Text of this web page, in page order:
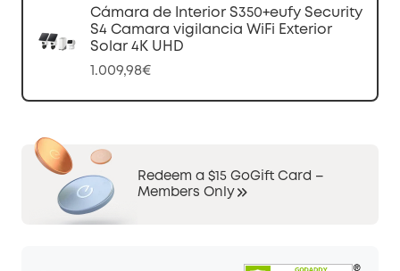
Cámara de Interior S350+eufy Security
S4 Camara vigilancia WiFi Exterior
Solar 4K UHD
1.009,98€
Redeem a $15 GoGift Card –
Members Only